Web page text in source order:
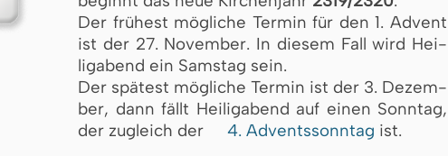
Der frühest mögliche Ter­min für den 1. Ad­vent
ist der 27. No­vem­ber. In die­sem Fall wird Hei­
lig­abend ein Sams­tag sein.
Der spä­test mögliche Ter­min ist der 3. De­zem­
ber, dann fällt Hei­lig­abend auf ei­nen Sonn­tag,
der zu­gleich der
4. Ad­vents­sonn­tag ist.